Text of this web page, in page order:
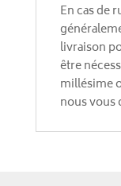
En cas de
livraison
être
millésime
nous vous